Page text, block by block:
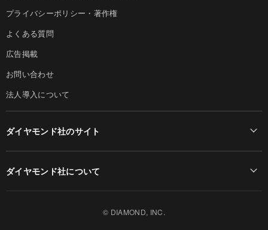
プライバシーポリシー・著作権
よくある質問
広告掲載
お問い合わせ
法人導入について
ダイヤモンド社のサイト
ダイヤモンド社について
© DIAMOND, INC.